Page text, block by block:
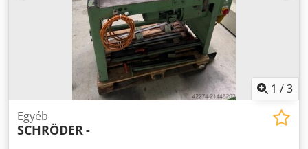
1 /3
Egyéb
SCHRÖDER-